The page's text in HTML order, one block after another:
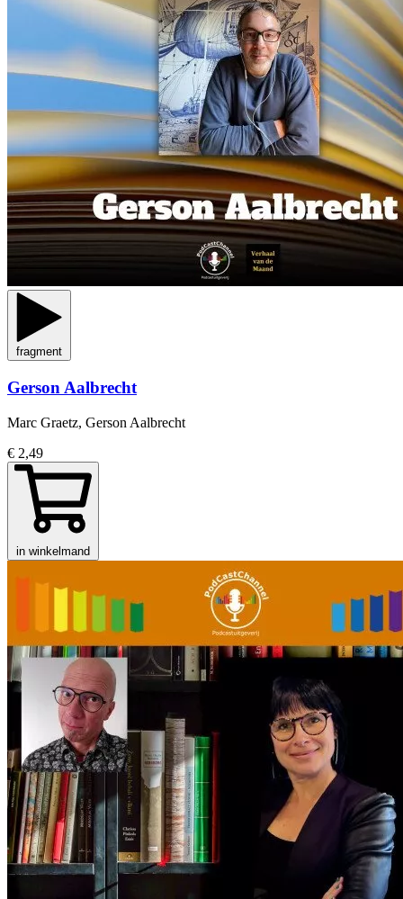
fragment
Gerson Aalbrecht
Marc Graetz, Gerson Aalbrecht
€ 2,49
in winkelmand